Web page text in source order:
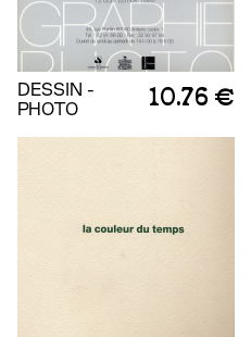
DESSIN -
PHOTO
10.76 €